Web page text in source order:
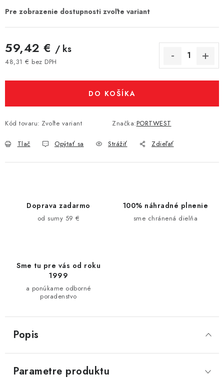
59,42 € / ks
48,31 € bez DPH
DO KOŠÍKA
Kód tovaru: Zvoľte variant Značka:PORTWEST
Tlač Opýtať sa Strážiť Zdieľať
Doprava zadarmo
od sumy 59 €
100% náhradné plnenie
sme chránená dielňa
Sme tu pre vás od roku
1999
a ponúkame odborné
poradenstvo
Popis
Parametre produktu